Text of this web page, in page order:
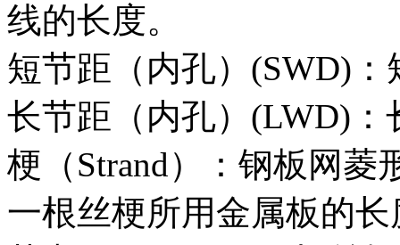
线的长度。
短节距（内孔）(SWD)
长节距（内孔）(LWD)
梗（Strand）：钢板网菱
一根丝梗所用金属板的长